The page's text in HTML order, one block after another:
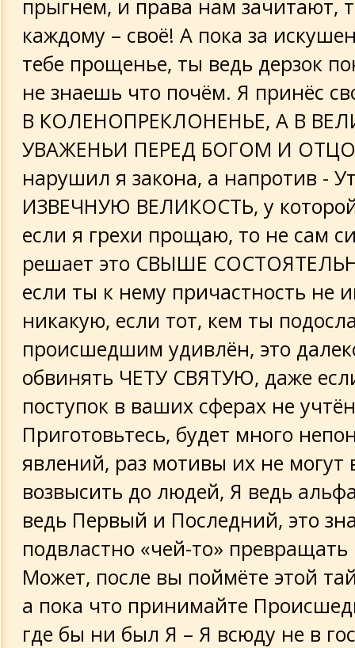
прыгнем, и права нам зачитают,
каждому – своё! А пока за
тебе прощенье, ты ведь дерзок
не знаешь что почём. Я принёс
В КОЛЕНОПРЕКЛОНЕНЬЕ, А В
УВАЖЕНЬИ ПЕРЕД БОГОМ И
нарушил я закона, а напротив -
ИЗВЕЧНУЮ ВЕЛИКОСТЬ, у
если я грехи прощаю, то не сам
решает это СВЫШЕ
если ты к нему причастность не
никакую, если тот, кем ты
происшедшим удивлён, это
обвинять ЧЕТУ СВЯТУЮ, даже
поступок в ваших сферах не
Приготовьтесь, будет много
явлений, раз мотивы их не могут
возвысить до людей, Я ведь
ведь Первый и Последний, это
подвластно «чей-то»
Может, после вы поймёте этой
а пока что принимайте
где бы ни был Я – Я всюду не в